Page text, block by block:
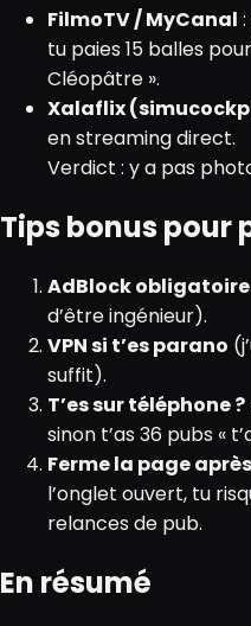
FilmoTV / MyCanal
tu paies 15 balles
Cléopâtre ».
Xalaflix
en streaming direct.
Verdict : y a pas
Tips bonus pour
AdBlock obligatoire
d’être ingénieur).
VPN si t’es parano
suffit).
T’es sur téléphone ?
sinon t’as 36 pubs «
Ferme la page
l’onglet ouvert, tu
relances de pub.
En résumé